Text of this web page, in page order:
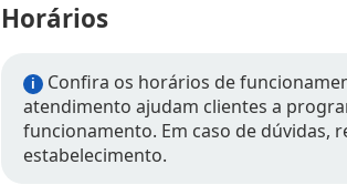
Horários
i
Confira os horários de
atendimento ajudam clientes a
funcionamento. Em caso de dúvidas,
estabelecimento.